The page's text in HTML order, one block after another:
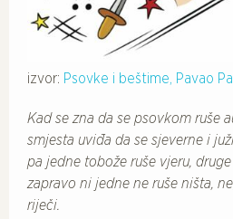
izvor: Psovke i beštime, Pavao
Kad se zna da se psovkom ruše
smjesta uviđa da se sjeverne i
pa jedne tobože ruše vjeru,
zapravo ni jedne ne ruše ništa,
riječi.